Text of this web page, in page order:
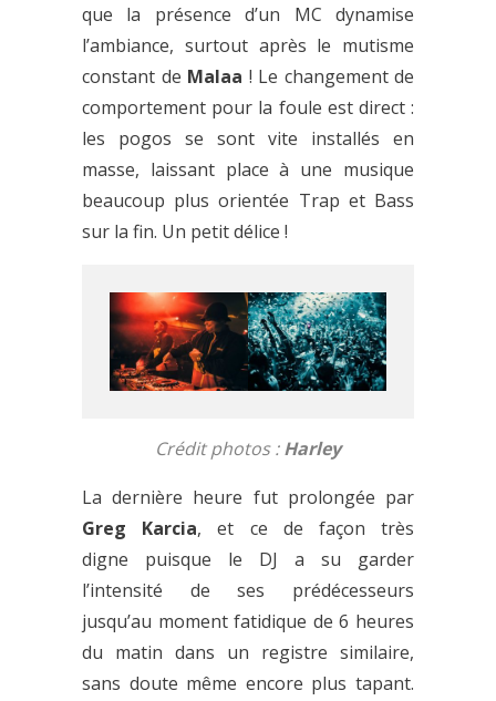
que la présence d’un MC dynamise
l’ambiance, surtout après le mutisme
constant de Malaa ! Le changement de
comportement pour la foule est direct :
les pogos se sont vite installés en
masse, laissant place à une musique
beaucoup plus orientée Trap et Bass
sur la fin. Un petit délice !
Crédit photos :Harley
La dernière heure fut prolongée par
Greg Karcia, et ce de façon très
digne puisque le DJ a su garder
l’intensité de ses prédécesseurs
jusqu’au moment fatidique de 6 heures
du matin dans un registre similaire,
sans doute même encore plus tapant.